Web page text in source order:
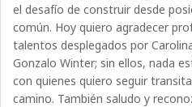
el desafío de construir desde
común. Hoy quiero agradecer
talentos desplegados por
Gonzalo Winter; sin ellos, nada
con quienes quiero seguir
camino. También saludo y